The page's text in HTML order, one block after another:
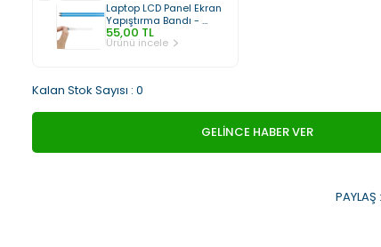
Laptop LCD Panel Ekran
Yapıştırma Bandı -
Uzayan Tip (1 Çift)
55,00 TL
Ürünü incele
Kalan Stok Sayısı : 0
GELİNCE HABER VER
PAYLAŞ :